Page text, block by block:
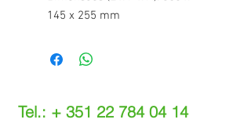
145 x 255 mm
Tel.: + 351 22 784 04 14